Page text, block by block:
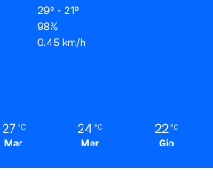
29º - 21º
98%
0.45 km/h
27 ℃
Mar
24 ℃
Mer
22 ℃
Gio